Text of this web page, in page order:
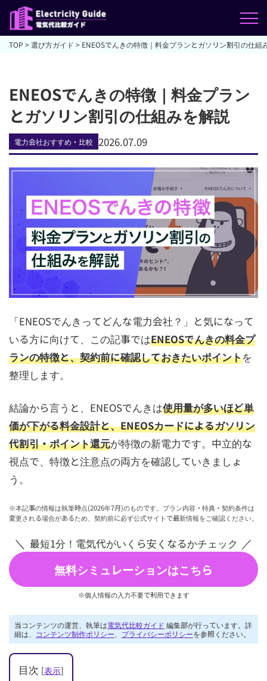
TOP >選び方ガイド > ENEOSでんきの特徴｜料金プランとガソリン割引の仕組
ENEOSでんきの特徴｜料金プラン
とガソリン割引の仕組みを解説
電力会社おすすめ・比較 2026.07.09
「ENEOSでんきってどんな電力会社？」と気になって
いる方に向けて、この記事ではENEOSでんきの料金プ
ランの特徴と、契約前に確認しておきたいポイントを
整理します。
結論から言うと、ENEOSでんきは使用量が多いほど単
価が下がる料金設計と、ENEOSカードによるガソリン
代割引・ポイント還元が特徴の新電力です。中立的な
視点で、特徴と注意点の両方を確認していきましょ
う。
※本記事の情報は執筆時点(2026年7月)のものです。プラン内容・特典・契約条件は
変更される場合があるため、契約前に必ず公式サイトで最新情報をご確認ください。
最短1分！電気代がいくら安くなるかチェック
無料シミュレーションはこちら
※個人情報の入力不要で利用できます
当コンテンツの運営、執筆は電気代比較ガイド 編集部が行っています。詳
細は、
コンテンツ制作ポリシー プライバシーポリシーを参照ください。
目次 [表示]